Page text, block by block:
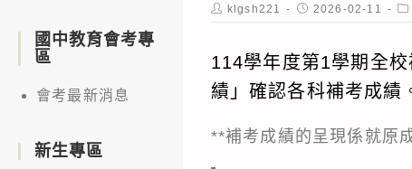
Post
author:
klgsh221
Post
published:
2026-02-11
114學年度第1學期全
績」確認各科補考成績
**補考成績的呈現係就原
國中教育會考專
區
會考最新消息
新生專區